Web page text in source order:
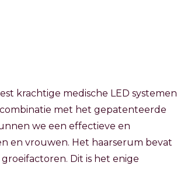
krachtige medische LED systemen
met het gepatenteerde
we een effectieve en
en vrouwen. Het haarserum bevat
Dit is het enige